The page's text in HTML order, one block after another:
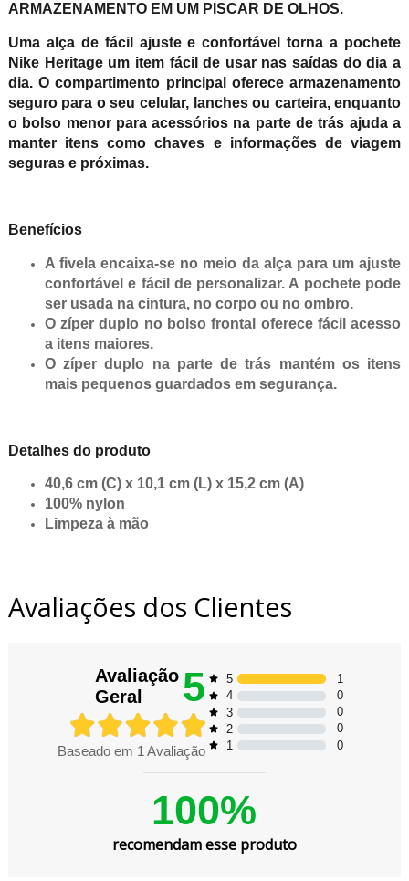
ARMAZENAMENTO EM UM PISCAR DE OLHOS.
Uma alça de fácil ajuste e confortável torna a pochete
Nike Heritage um item fácil de usar nas saídas do dia a
dia. O compartimento principal oferece armazenamento
seguro para o seu celular, lanches ou carteira, enquanto
o bolso menor para acessórios na parte de trás ajuda a
manter itens como chaves e informações de viagem
seguras e próximas.
Benefícios
A fivela encaixa-se no meio da alça para um ajuste
confortável e fácil de personalizar. A pochete pode
ser usada na cintura, no corpo ou no ombro.
O zíper duplo no bolso frontal oferece fácil acesso
a itens maiores.
O zíper duplo na parte de trás mantém os itens
mais pequenos guardados em segurança.
Detalhes do produto
40,6 cm (C) x 10,1 cm (L) x 15,2 cm (A)
100% nylon
Limpeza à mão
Avaliações dos Clientes
Avaliação
Geral
5
Baseado em 1 Avaliação
5
1
4
0
3
0
2
0
1
0
100%
recomendam esse produto